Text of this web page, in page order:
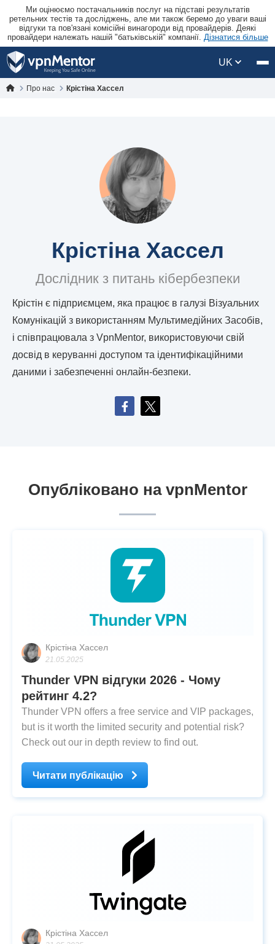
Ми оцінюємо постачальників послуг на підставі результатів
ретельних тестів та досліджень, але ми також беремо до уваги ваші
відгуки та пов'язані комісійні винагороди від провайдерів. Деякі
провайдери належать нашій "батьківській" компанії. Дізнатися більше
UK
Про нас Крістіна Хассел
Крістіна Хассел
Дослідник з питань кібербезпеки
Крістін є підприємцем, яка працює в галузі Візуальних
Комунікацій з використанням Мультимедійних Засобів,
і співпрацювала з VpnMentor, використовуючи свій
досвід в керуванні доступом та ідентифікаційними
даними і забезпеченні онлайн-безпеки.
Опубліковано на vpnMentor
Крістіна Хассел
21.05.2025
Thunder VPN відгуки 2026 - Чому
рейтинг 4.2?
Thunder VPN offers a free service and VIP packages,
but is it worth the limited security and potential risk?
Check out our in depth review to find out.
Читати публікацію
Крістіна Хассел